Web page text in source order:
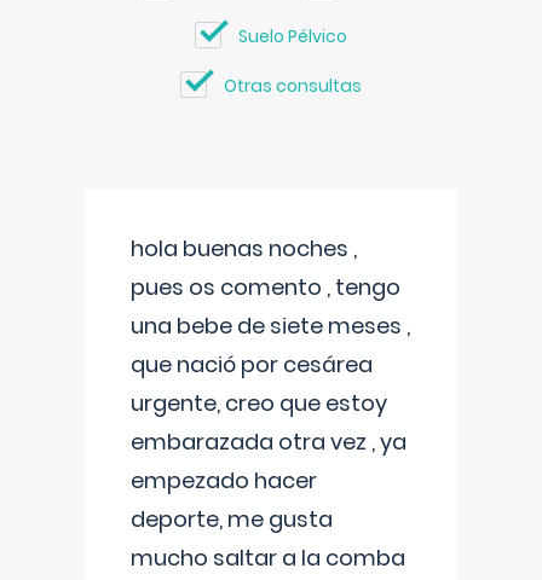
Suelo Pélvico
Otras consultas
hola buenas noches ,
pues os comento , tengo
una bebe de siete meses ,
que nació por cesárea
urgente, creo que estoy
embarazada otra vez , ya
empezado hacer
deporte, me gusta
mucho saltar a la comba